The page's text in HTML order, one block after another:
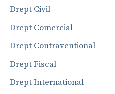
Drept Civil
Drept Comercial
Drept Contraventional
Drept Fiscal
Drept International